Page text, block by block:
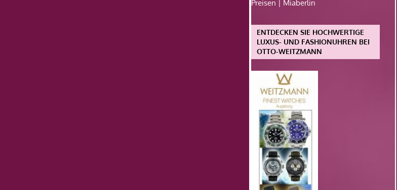
Preisen | Miaberlin
ENTDECKEN SIE HOCHWERTIGE
LUXUS- UND FASHIONUHREN BEI
OTTO-WEITZMANN